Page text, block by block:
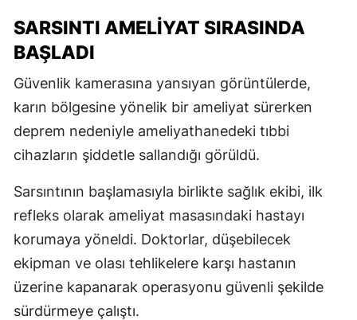
SARSINTI AMELİYAT SIRASINDA
BAŞLADI
Güvenlik kamerasına yansıyan görüntülerde,
karın bölgesine yönelik bir ameliyat sürerken
deprem nedeniyle ameliyathanedeki tıbbi
cihazların şiddetle sallandığı görüldü.
Sarsıntının başlamasıyla birlikte sağlık ekibi, ilk
refleks olarak ameliyat masasındaki hastayı
korumaya yöneldi. Doktorlar, düşebilecek
ekipman ve olası tehlikelere karşı hastanın
üzerine kapanarak operasyonu güvenli şekilde
sürdürmeye çalıştı.